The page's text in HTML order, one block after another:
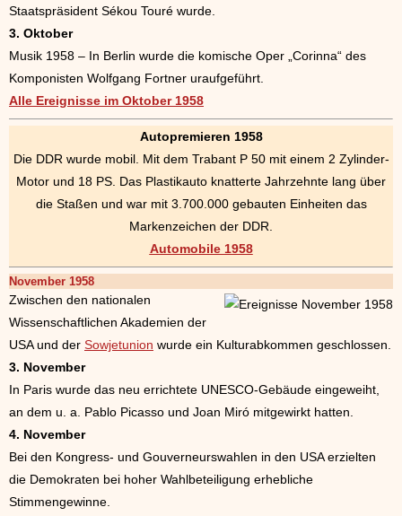
Staatspräsident Sékou Touré wurde.
3. Oktober
Musik 1958 – In Berlin wurde die komische Oper „Corinna“ des
Komponisten Wolfgang Fortner uraufgeführt.
Alle Ereignisse im Oktober 1958
Autopremieren 1958
Die DDR wurde mobil. Mit dem Trabant P 50 mit einem 2 Zylinder-
Motor und 18 PS. Das Plastikauto knatterte Jahrzehnte lang über
die Staßen und war mit 3.700.000 gebauten Einheiten das
Markenzeichen der DDR.
Automobile 1958
November 1958
Zwischen den nationalen
Wissenschaftlichen Akademien der
USA und der Sowjetunion wurde ein Kulturabkommen geschlossen.
3. November
In Paris wurde das neu errichtete UNESCO-Gebäude eingeweiht,
an dem u. a. Pablo Picasso und Joan Miró mitgewirkt hatten.
4. November
Bei den Kongress- und Gouverneurswahlen in den USA erzielten
die Demokraten bei hoher Wahlbeteiligung erhebliche
Stimmengewinne.